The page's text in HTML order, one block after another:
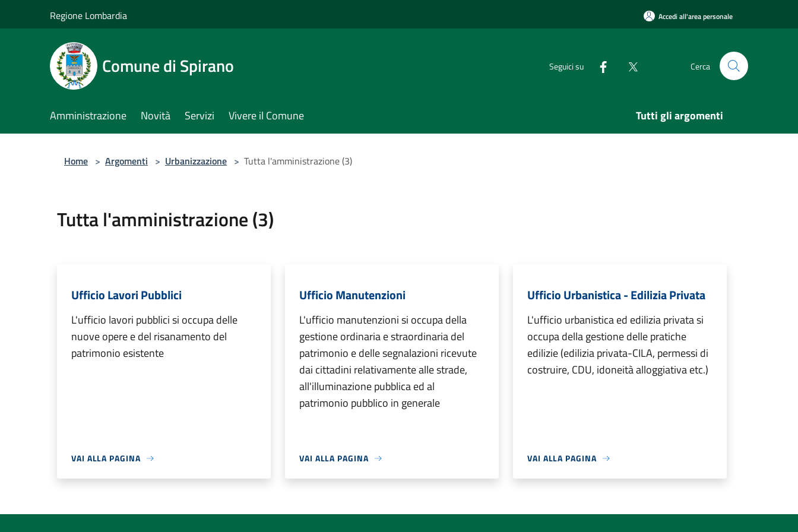
Regione Lombardia Accedi all'area personale
Comune di Spirano Seguici su Cerca
Amministrazione Novità Servizi Vivere il Comune Tutti gli argomenti
Home > Argomenti > Urbanizzazione > Tutta l'amministrazione (3)
Tutta l'amministrazione (3)
Ufficio Lavori Pubblici
L'ufficio lavori pubblici si occupa delle
nuove opere e del risanamento del
patrimonio esistente
VAI ALLA PAGINA
Ufficio Manutenzioni
L'ufficio manutenzioni si occupa della
gestione ordinaria e straordinaria del
patrimonio e delle segnalazioni ricevute
dai cittadini relativamente alle strade,
all'illuminazione pubblica ed al
patrimonio pubblico in generale
VAI ALLA PAGINA
Ufficio Urbanistica - Edilizia Privata
L'ufficio urbanistica ed edilizia privata si
occupa della gestione delle pratiche
edilizie (edilizia privata-CILA, permessi di
costruire, CDU, idoneità alloggiativa etc.)
VAI ALLA PAGINA